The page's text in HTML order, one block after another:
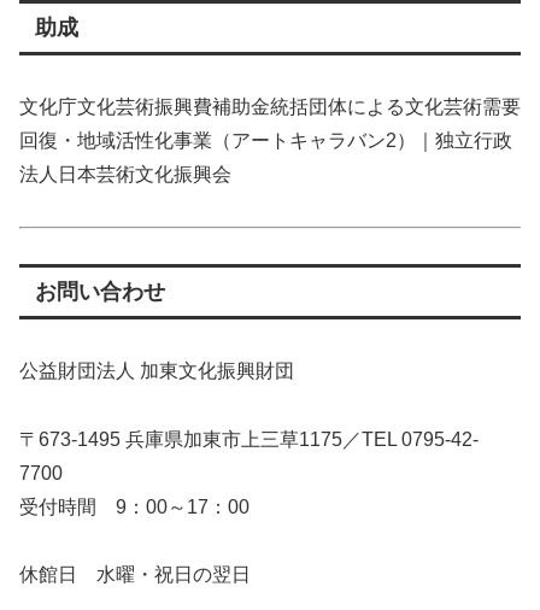
助成
文化庁文化芸術振興費補助金統括団体による文化芸術需要
回復・地域活性化事業（アートキャラバン2）｜独立行政
法人日本芸術文化振興会
お問い合わせ
公益財団法人 加東文化振興財団
〒673-1495 兵庫県加東市上三草1175／TEL 0795-42-
7700
受付時間 9：00～17：00
休館日 水曜・祝日の翌日